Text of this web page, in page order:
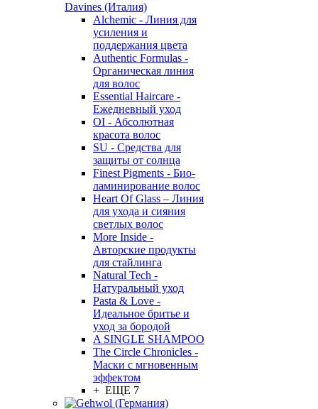
Davines (Италия)
Alchemic - Линия для
усиления и
поддержания цвета
Authentic Formulas -
Органическая линия
для волос
Essential Haircare -
Eжедневный уход
OI - Абсолютная
красота волос
SU - Средства для
защиты от солнца
Finest Pigments - Био-
ламинирование волос
Heart Of Glass – Линия
для ухода и сияния
светлых волос
More Inside -
Авторские продукты
для стайлинга
Natural Tech -
Натуральный уход
Pasta & Love -
Идеальное бритье и
уход за бородой
A SINGLE SHAMPOO
The Circle Chronicles -
Маски с мгновенным
эффектом
+ ЕЩЕ 7